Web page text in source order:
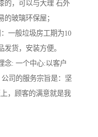
的，可以与大理 石外
玻璃环保屋；
一般垃圾房工期为10
货，安装方便。
念: 一个中心:以客户
司的服务宗旨是：坚
，顾客的满意就是我